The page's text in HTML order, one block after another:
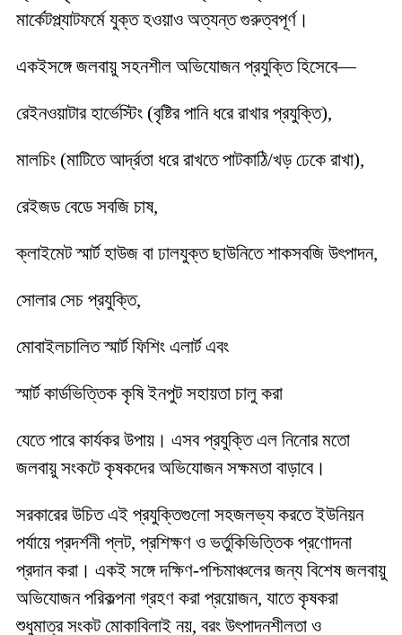
মার্কেটপ্ল্যাটফর্মে যুক্ত হওয়াও অত্যন্ত গুরুত্বপূর্ণ।
একইসঙ্গে জলবায়ু সহনশীল অভিযোজন প্রযুক্তি হিসেবে—
রেইনওয়াটার হার্ভেস্টিং (বৃষ্টির পানি ধরে রাখার প্রযুক্তি),
মালচিং (মাটিতে আর্দ্রতা ধরে রাখতে পাটকাঠি/খড় ঢেকে রাখা),
রেইজড বেডে সবজি চাষ,
ক্লাইমেট স্মার্ট হাউজ বা ঢালযুক্ত ছাউনিতে শাকসবজি উৎপাদন,
সোলার সেচ প্রযুক্তি,
মোবাইলচালিত স্মার্ট ফিশিং এলার্ট এবং
স্মার্ট কার্ডভিত্তিক কৃষি ইনপুট সহায়তা চালু করা
যেতে পারে কার্যকর উপায়। এসব প্রযুক্তি এল নিনোর মতো
জলবায়ু সংকটে কৃষকদের অভিযোজন সক্ষমতা বাড়াবে।
সরকারের উচিত এই প্রযুক্তিগুলো সহজলভ্য করতে ইউনিয়ন
পর্যায়ে প্রদর্শনী প্লট, প্রশিক্ষণ ও ভর্তুকিভিত্তিক প্রণোদনা
প্রদান করা। একই সঙ্গে দক্ষিণ-পশ্চিমাঞ্চলের জন্য বিশেষ জলবায়ু
অভিযোজন পরিকল্পনা গ্রহণ করা প্রয়োজন, যাতে কৃষকরা
শুধুমাত্র সংকট মোকাবিলাই নয়, বরং উৎপাদনশীলতা ও